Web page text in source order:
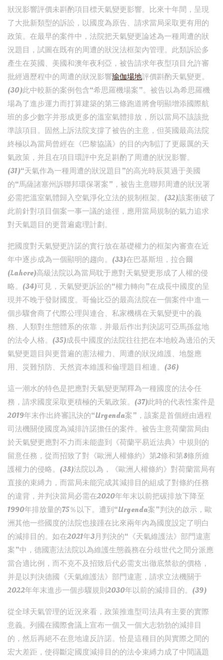
狀況影響評價未斟酌項目標天氣變更影響。比來十年間，呈現
了大批新類型的訴訟，以國度為原告、請求當局采取更有用的
政策。在最早的案件中，法院把天氣變更論述為一種周遭的狀
況題目，試圖在既有的周遭的狀況法框架內管理。此類訴訟多
產生在英國、美國和澳年夜利亞，被告請求年夜型項目允許審
批經過歷程中的周遭的狀況影響瑜伽場地評價斟酌天氣變更。
(30)此中較新的案例包含“希思羅機場案”。被告以為希思羅機
場為了進步運力而打算建築的第三條跑道將會明顯增添國際航
班的多少數字并形成更多的溫室氣體排放，所以當局不該該批
準該項目。固然上訴法院支撐了被告的主意，但英國最高法院
終極以為當局曾經在《巴黎協議》的目的內制訂了更嚴厲的天
氣政策，并且在項目環評中充足斟酌了周遭的狀況影響。
(31)“天氣作為一種周遭的狀況題目”的高光時辰莫過于美國
的“馬薩諸塞州訴聯邦環保署案”，被告主意聯邦周遭的狀況署
必需把溫室氣體歸入空氣淨化立法的規制框架。(32)該案衝破了
此前針對項目個案一事一議的途徑，應用當局規制的氣力追求
對天氣題目的更普遍處理計劃。
把國度對天氣變更許諾的實行放在基礎權力的框架內審查在近
年中逐步成為一個顯明的趨向。(33)在巴基斯坦，拉合爾
(Lahore)高級法院以為當局耽于應對天氣變更形成了人權的侵
略。(34)可見，天氣變更訴訟的“權力轉向”在成長中國度的呈
現并不晚于發財國度。哥倫比亞的最高法院在一個案件中進一
個步驟會商了代際公理與連合、私家機構在天氣變更中的義
務、人類對生態體系的依靠，并最后作出判決認可亞馬孫盆地
的法令人格。(35)成長中國度的法院往往把在本地較為邊沿的天
氣變更題目與更普遍的憲法權力、周遭的狀況維護、地盤應
用、災難預防、天然資本維護和倫理題目相連。(36)
這一潮水的特色是把應對天氣變更闡釋為一種國度的法令任
務，請求國度采取更積極的天氣政策。(37)此時的代表性案件是
2019年末作出終審訊決的“Urgenda案”，該案是首個經由過程
司法機關使國度為減排許諾擔任的案件。被告主意荷蘭當局由
於天氣變更應對不力而未能盡到《荷蘭平易近法典》中規則的
留意任務，從而招致了對《歐洲人權條約》第2條和第8條所維
護權力的侵略。(38)法院以為，《歐洲人權條約》對荷蘭當局有
直接的束縛力，而當局未能完成其減排目的組成了對條約任務
的違背，并判決當局必需在2020年年末以前把碳排放下降至
1990年排放量的75％以下。遭到“Urgenda案”判決的啟示，歐
洲其他一些國度的法院也接踵在比來兩年內為國度設定了明白
的減排目的。如在2021年3月判決的“《天氣維護法》部門違憲
案”中，德國憲法法院以為維護生態義務在分歧世代之間分派應
當合適比例，而不克不及招致后代必需支出徹底禁欲的價格，
并是以判決德國《天氣維護法》部門違憲，請求立法機關于
2022年年末進步一個步驟規則2030年以前的減排目的。(39)
從全球天氣管理的近況來看，政策推進型司法具有主要的實際
意義。列國在國際會議上宣布一個又一個大志勃勃的減排目
的，然后再絕不在意地違反許諾。恰是這種目的與實際之間的
宏大差距，使得斷定國度減排目的的法令束縛力成了中間議題